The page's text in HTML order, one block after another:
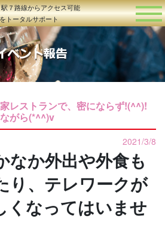
７路線からアクセス可能
トータルサポート
レストランで、密にならず!(^^)!
がら(*^^)v
2021/3/8
なか外出や外食も
り、テレワークが
くなってはいませ